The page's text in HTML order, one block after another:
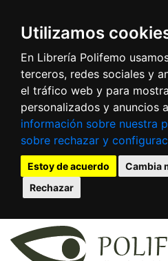
Utilizamos
En Librería Polifemo
terceros, redes sociales y
el tráfico web y para
personalizados y anuncios
información sobre nuestra
sobre rechazar y
Estoy de acuerdo
Cambia
Rechazar